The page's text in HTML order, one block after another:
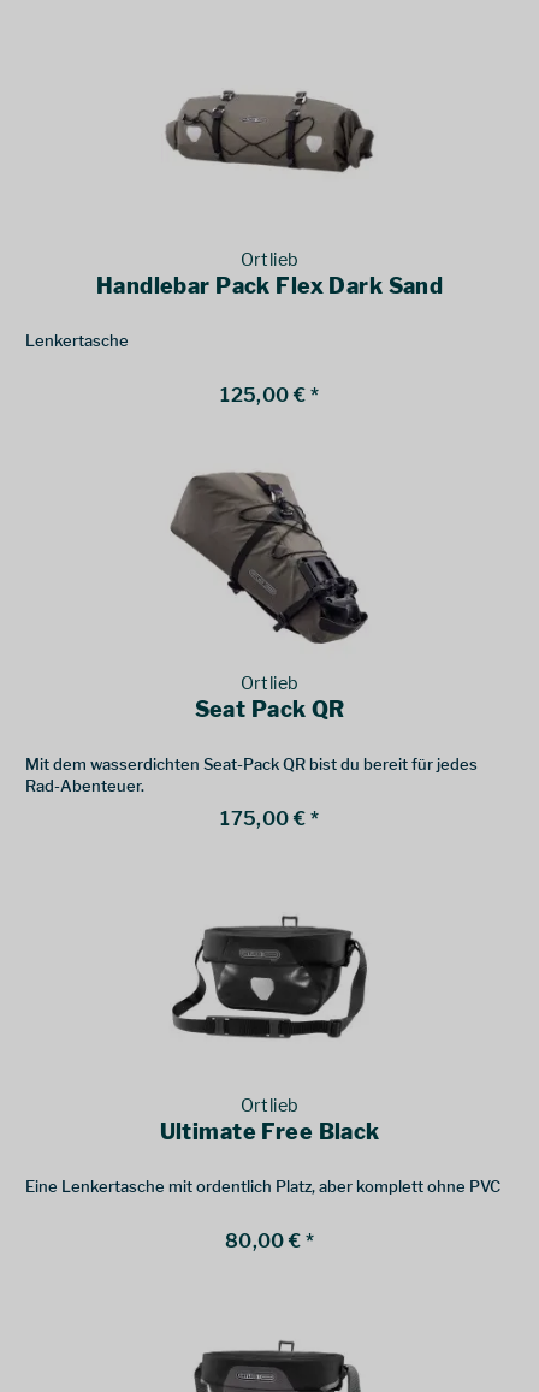
Ortlieb
Handlebar Pack Flex Dark Sand
Lenkertasche
125,00 € *
Ortlieb
Seat Pack QR
Mit dem wasserdichten Seat-Pack QR bist du bereit für jedes
Rad-Abenteuer.
175,00 € *
Ortlieb
Ultimate Free Black
Eine Lenkertasche mit ordentlich Platz, aber komplett ohne PVC
80,00 € *